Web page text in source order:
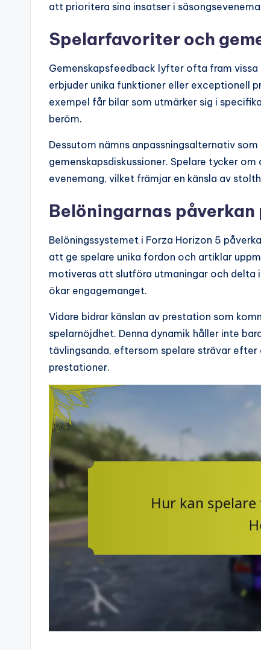
att prioritera sina insatser i
Spelarfavoriter och
Gemenskapsfeedback lyfter ofta fram
erbjuder unika funktioner eller exceptionell
exempel får bilar som utmärker sig i
beröm.
Dessutom nämns anpassningsalternativ
gemenskapsdiskussioner. Spelare tycker
evenemang, vilket främjar en känsla av
Belöningarnas
Belöningssystemet i Forza Horizon 5
att ge spelare unika fordon och artiklar
motiveras att slutföra utmaningar och delta
ökar engagemanget.
Vidare bidrar känslan av prestation som
spelarnöjdhet. Denna dynamik håller inte
tävlingsanda, eftersom spelare strävar
prestationer.